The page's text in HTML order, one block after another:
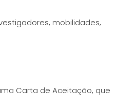
mobilidades,
Carta de Aceitação, que